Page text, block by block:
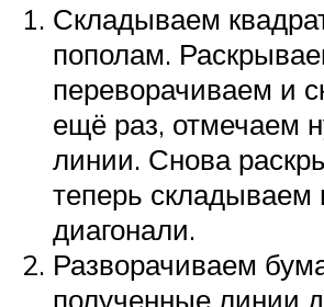
Складываем
пополам.
переворачиваем и
ещё раз, отмечаем
линии. Снова
теперь складываем
диагонали.
Разворачиваем
полученные линии